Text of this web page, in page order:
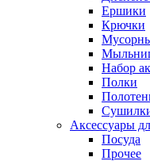
Ершики
Крючки
Набор
Полки
Аксессуары
Посуда
Прочее